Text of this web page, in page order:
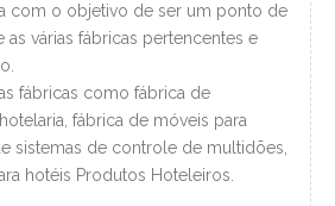
com o objetivo de ser um ponto de
as várias fábricas pertencentes e
fábricas como fábrica de
fábrica de móveis para
sistemas de controle de multidões,
hotéis Produtos Hoteleiros.